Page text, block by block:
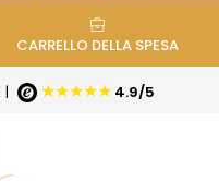
CARRELLO DELLA SPESA
| ★★★★★ 4.9/5